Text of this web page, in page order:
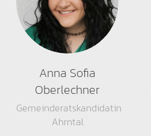
Anna Sofia
Oberlechner
Gemeinderatskandidatin
Ahrntal